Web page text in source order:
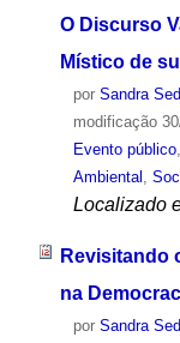
O Discurso
Místico de
por Sandra
modificação
Evento público,
Ambiental ,
Localizado
Revisitando
na
por Sandra